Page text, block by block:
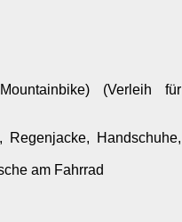
(Verleih für
Regenjacke, Handschuhe,
am Fahrrad